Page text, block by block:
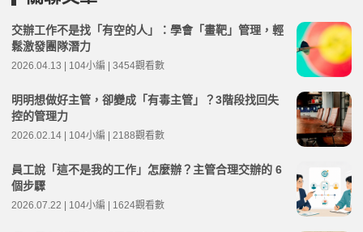
交辦工作不是找「有空的人」：學會「畫靶」管理，輕
鬆激發團隊潛力
2026.04.13 | 104小編 | 3454觀看數
明明想做好主管，卻變成「有毒主管」？3階段找回失
控的管理力
2026.02.14 | 104小編 | 2188觀看數
員工說「這不是我的工作」怎麼辦？主管合理交辦的 6
個步驟
2026.07.22 | 104小編 | 1624觀看數